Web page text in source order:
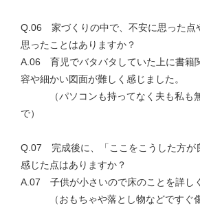
Q.06 家づくりの中で、不安に思った点
思ったことはありますか？
A.06 育児でバタバタしていた上に書籍
容や細かい図面が難しく感じました。
（パソコンも持ってなく夫も私も無
で）
Q.07 完成後に、「ここをこうした方が
感じた点はありますか？
A.07 子供が小さいので床のことを詳し
（おもちゃや落とし物などですぐ傷